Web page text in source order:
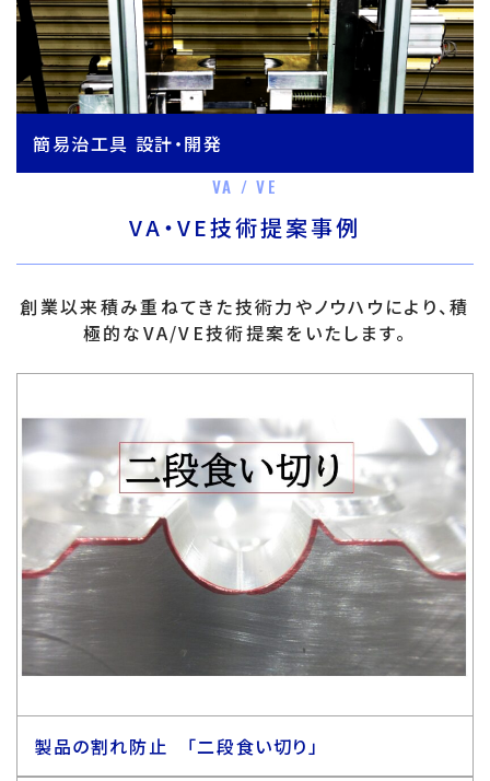
簡易治工具 設計・開発
VA / VE
VA・VE技術提案事例
創業以来積み重ねてきた技術力やノウハウにより、積
極的なVA/VE技術提案をいたします。
製品の割れ防止 「二段食い切り」